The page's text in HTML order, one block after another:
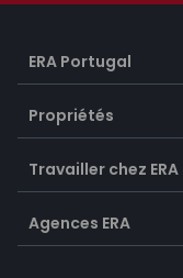
ERA Portugal
Propriétés
Travailler chez ERA
Agences ERA